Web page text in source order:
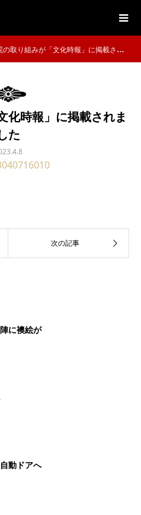
取り組みが「文化時報」に掲載されました
化時報」に掲載されま
た
に襖絵が
動ドアへ